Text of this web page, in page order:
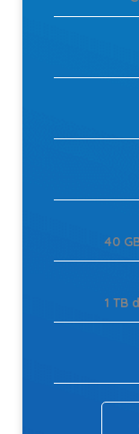
40
1 TB